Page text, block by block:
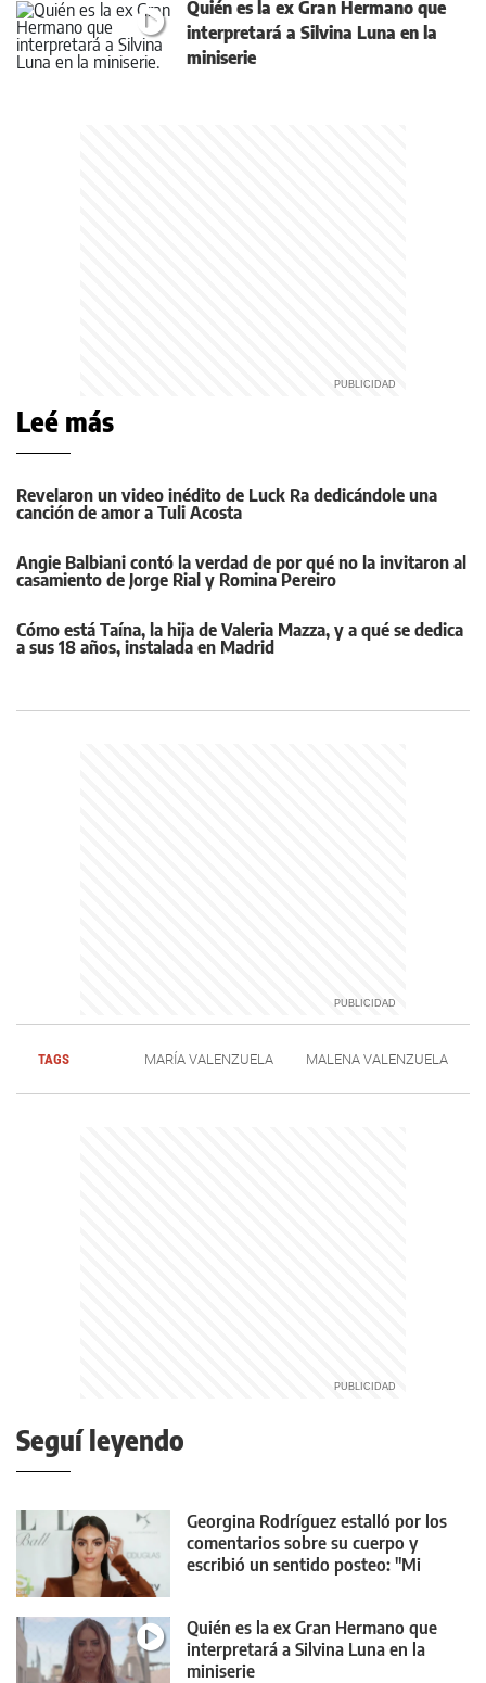
Quién es la ex Gran Hermano que
interpretará a Silvina Luna en la
miniserie
Leé más
Revelaron un video inédito de Luck Ra dedicándole una
canción de amor a Tuli Acosta
Angie Balbiani contó la verdad de por qué no la invitaron al
casamiento de Jorge Rial y Romina Pereiro
Cómo está Taína, la hija de Valeria Mazza, y a qué se dedica
a sus 18 años, instalada en Madrid
TAGS MARÍA VALENZUELA MALENA VALENZUELA
Seguí leyendo
Georgina Rodríguez estalló por los
comentarios sobre su cuerpo y
escribió un sentido posteo: "Mi
Quién es la ex Gran Hermano que
interpretará a Silvina Luna en la
miniserie